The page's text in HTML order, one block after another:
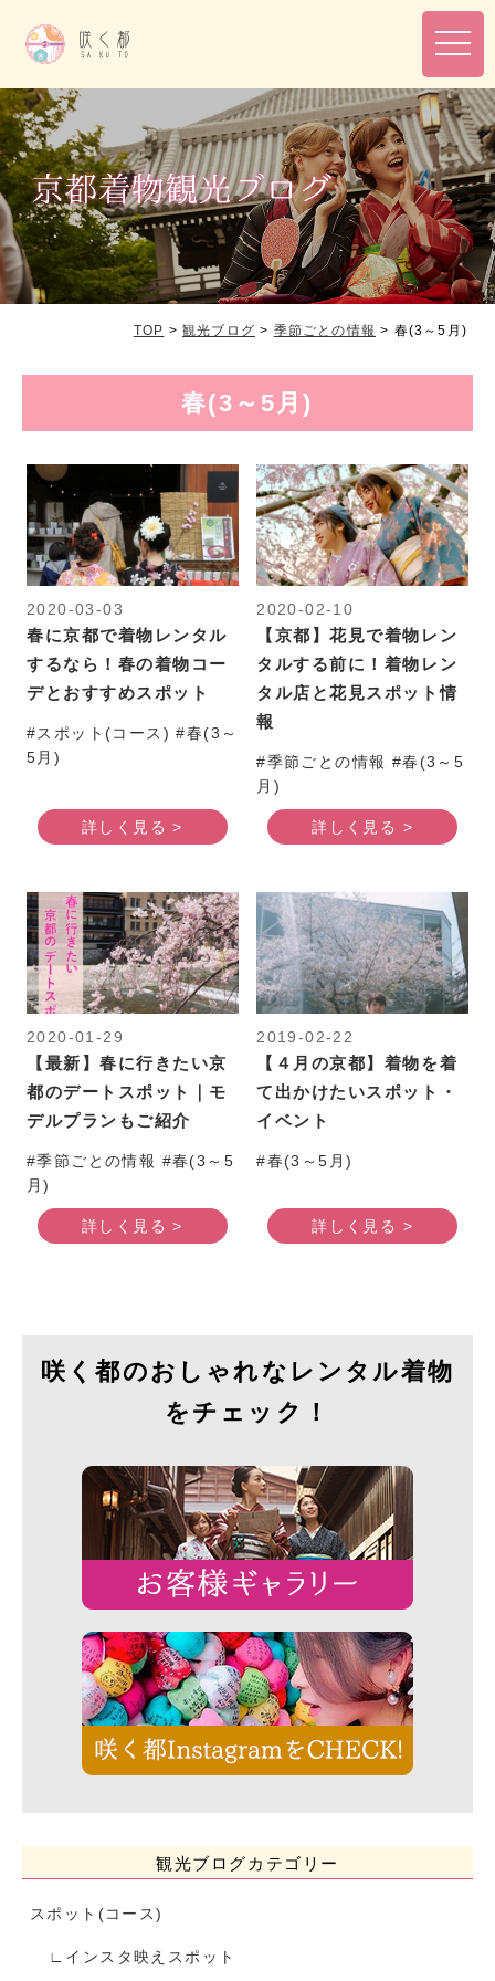
TOP > 観光ブログ > 季節ごとの情報 > 春(3～5月)
春(3～5月)
2020-03-03
春に京都で着物レンタル
するなら！春の着物コー
デとおすすめスポット
#スポット(コース) #春(3～
5月)
詳しく見る >
2020-02-10
【京都】花見で着物レン
タルする前に！着物レン
タル店と花見スポット情
報
#季節ごとの情報 #春(3～5
月)
詳しく見る >
2020-01-29
【最新】春に行きたい京
都のデートスポット｜モ
デルプランもご紹介
#季節ごとの情報 #春(3～5
月)
詳しく見る >
2019-02-22
【４月の京都】着物を着
て出かけたいスポット・
イベント
#春(3～5月)
詳しく見る >
咲く都のおしゃれなレンタル着物
をチェック！
観光ブログカテゴリー
スポット(コース)
インスタ映えスポット